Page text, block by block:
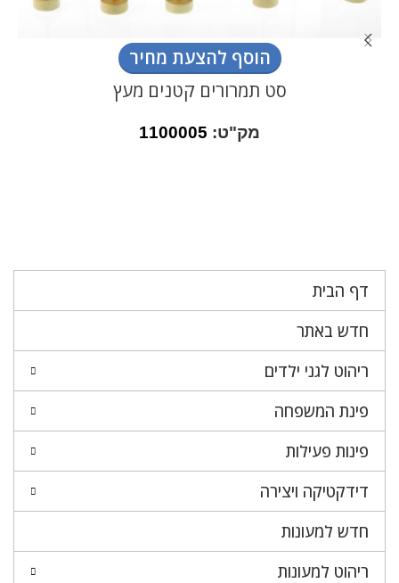
דף הבית
חדש באתר
ריהוט לגני ילדים
פינת המשפחה
פינות פעילות
דידקטיקה ויצירה
חדש למעונות
ריהוט למעונות
הוסף להצעת מחיר
סט תמרורים קטנים מעץ
מק"ט: 1100005